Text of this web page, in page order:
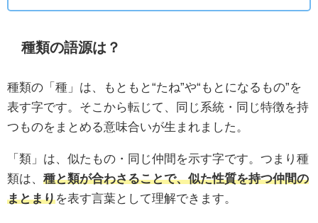
種類の語源は？
種類の「種」は、もともと“たね”や“もとになるもの”を
表す字です。そこから転じて、同じ系統・同じ特徴を持
つものをまとめる意味合いが生まれました。
「類」は、似たもの・同じ仲間を示す字です。つまり種
類は、 種と類が合わさることで、似た性質を持つ仲間の
まとまりを表す言葉として理解できます。